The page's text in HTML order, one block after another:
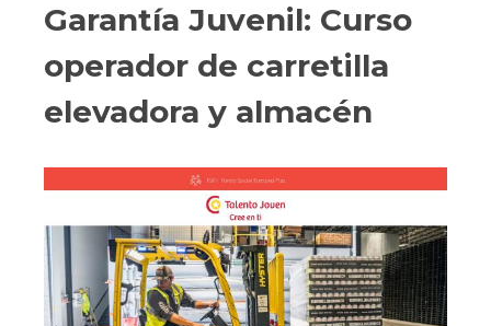
Garantía Juvenil: Curso
operador de carretilla
elevadora y almacén